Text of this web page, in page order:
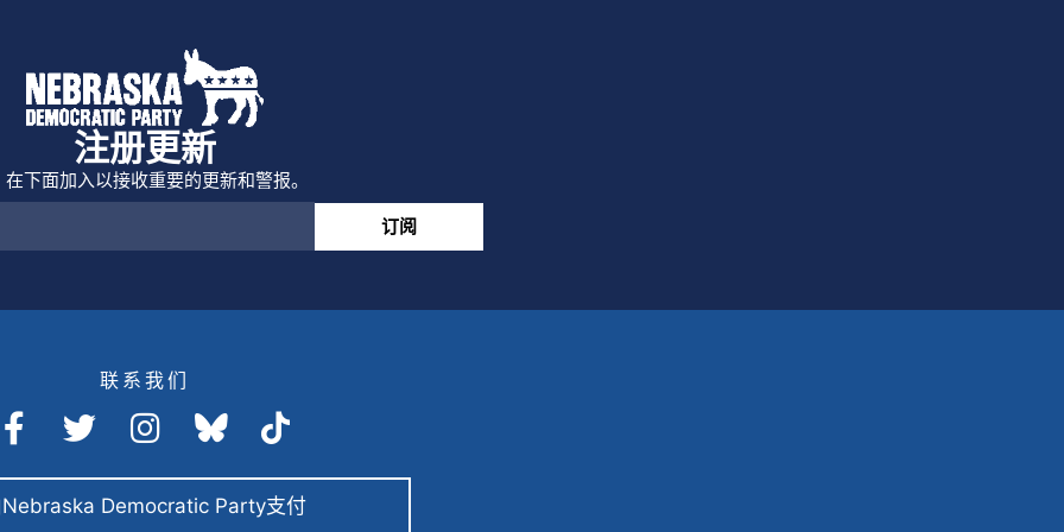
注册更新
在下面加入以接收重要的更新和警报。
订阅
联系我们
Democratic Party支付